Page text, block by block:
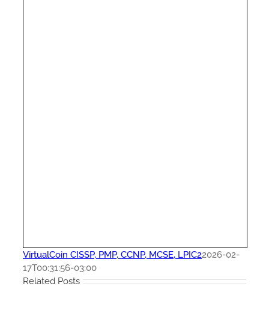
VirtualCoin CISSP, PMP, CCNP, MCSE, LPIC22026-02-
17T00:31:56-03:00
Related Posts